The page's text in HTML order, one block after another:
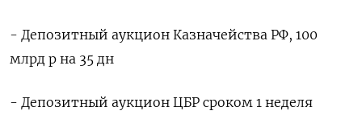
- Депозитный аукцион Казначейства РФ, 100
млрд р на 35 дн
- Депозитный аукцион ЦБР сроком 1 неделя